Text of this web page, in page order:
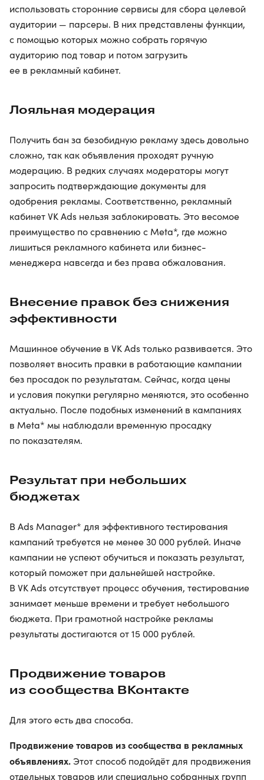
использовать сторонние сервисы для сбора целевой
аудитории — парсеры. В них представлены функции,
с помощью которых можно собрать горячую
аудиторию под товар и потом загрузить
ее в рекламный кабинет.
Лояльная модерация
Получить бан за безобидную рекламу здесь довольно
сложно, так как объявления проходят ручную
модерацию. В редких случаях модераторы могут
запросить подтверждающие документы для
одобрения рекламы. Соответственно, рекламный
кабинет VK Ads нельзя заблокировать. Это весомое
преимущество по сравнению с Meta*, где можно
лишиться рекламного кабинета или бизнес-
менеджера навсегда и без права обжалования.
Внесение правок без снижения
эффективности
Машинное обучение в VK Ads только развивается. Это
позволяет вносить правки в работающие кампании
без просадок по результатам. Сейчас, когда цены
и условия покупки регулярно меняются, это особенно
актуально. После подобных изменений в кампаниях
в Meta* мы наблюдали временную просадку
по показателям.
Результат при небольших
бюджетах
В Ads Manager* для эффективного тестирования
кампаний требуется не менее 30 000 рублей. Иначе
кампании не успеют обучиться и показать результат,
который поможет при дальнейшей настройке.
В VK Ads отсутствует процесс обучения, тестирование
занимает меньше времени и требует небольшого
бюджета. При грамотной настройке рекламы
результаты достигаются от 15 000 рублей.
Продвижение товаров
из сообщества ВКонтакте
Для этого есть два способа.
Продвижение товаров из сообщества в рекламных
объявлениях.Этот способ подойдёт для продвижения
отдельных товаров или специально собранных групп